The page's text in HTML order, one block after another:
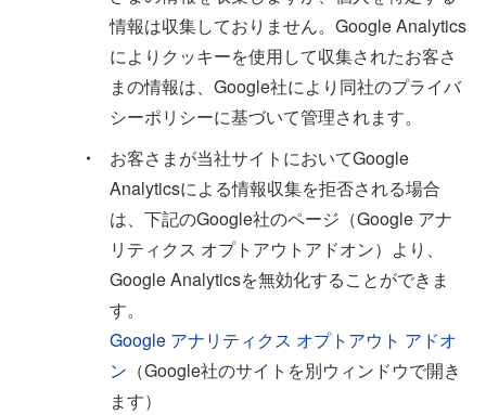
情報は収集しておりません。Google Analytics
によりクッキーを使⽤して収集されたお客さ
まの情報は、Google社により同社のプライバ
シーポリシーに基づいて管理されます。
・
お客さまが当社サイトにおいてGoogle
Analyticsによる情報収集を拒否される場合
は、下記のGoogle社のページ（Google アナ
リティクス オプトアウトアドオン）より、
Google Analyticsを無効化することができま
す。
Google アナリティクス オプトアウト アドオ
ン （Google社のサイトを別ウィンドウで開き
ます）